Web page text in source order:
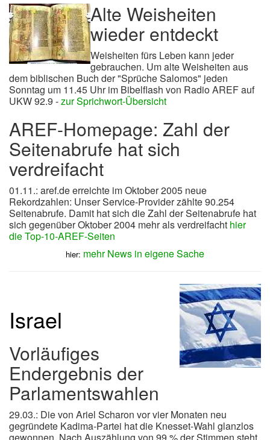
Alte Weisheiten
wieder entdeckt
Weisheiten fürs Leben kann jeder
gebrauchen. Um alte Weisheiten aus
dem biblischen Buch der "Sprüche Salomos" jeden
Sonntag um 11.45 Uhr im Bibelflash von Radio AREF auf
UKW 92.9 -zur Sprichwort-Übersicht
AREF-Homepage: Zahl der
Seitenabrufe hat sich
verdreifacht
01.11.: aref.de erreichte im Oktober 2005 neue
Rekordzahlen: Unser Service-Provider zählte 90.254
Seitenabrufe. Damit hat sich die Zahl der Seitenabrufe hat
sich gegenüber Oktober 2004 mehr als verdreifacht hier
die Top-10-AREF-Seiten
hier: mehr News in eigene Sache
Israel
Vorläufiges
Endergebnis der
Parlamentswahlen
29.03.: Die von Ariel Scharon vor vier Monaten neu
gegründete Kadima-Partei hat die Knesset-Wahl glanzlos